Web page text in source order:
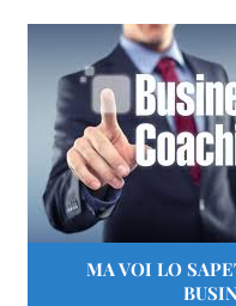
MA VOI LO